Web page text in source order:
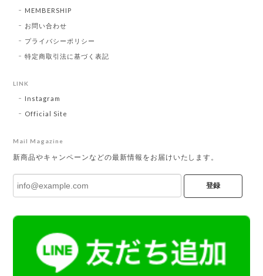
MEMBERSHIP
お問い合わせ
プライバシーポリシー
特定商取引法に基づく表記
LINK
Instagram
Official Site
Mail Magazine
新商品やキャンペーンなどの最新情報をお届けいたします。
登録